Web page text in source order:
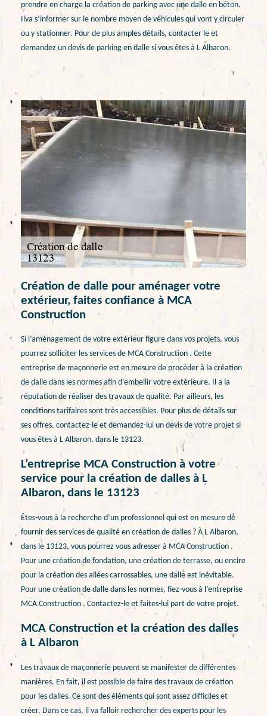
prendre en charge la création de parking avec une dalle en béton.
Ilva s’informer sur le nombre moyen de véhicules qui vont y circuler
ou y stationner. Pour de plus amples détails, contacter le et
demandez un devis de parking en dalle si vous êtes à L Albaron.
Création de dalle pour aménager votre
extérieur, faites confiance à MCA
Construction
Si l’aménagement de votre extérieur figure dans vos projets, vous
pourrez solliciter les services de MCA Construction . Cette
entreprise de maçonnerie est en mesure de procéder à la création
de dalle dans les normes afin d’embellir votre extérieure. Il a la
réputation de réaliser des travaux de qualité. Par ailleurs, les
conditions tarifaires sont très accessibles. Pour plus de détails sur
ses offres, contactez-le et demandez-lui un devis de votre projet si
vous êtes à L Albaron, dans le 13123.
L’entreprise MCA Construction à votre
service pour la création de dalles à L
Albaron, dans le 13123
Êtes-vous à la recherche d’un professionnel qui est en mesure de
fournir des services de qualité en création de dalles ? À L Albaron,
dans le 13123, vous pourrez vous adresser à MCA Construction .
Pour une création de fondation, une création de terrasse, ou encire
pour la création des allées carrossables, une dalle est inévitable.
Pour une création de dalle dans les normes, fiez-vous à l’entreprise
MCA Construction . Contactez-le et faites-lui part de votre projet.
MCA Construction et la création des dalles
à L Albaron
Les travaux de maçonnerie peuvent se manifester de différentes
manières. En fait, il est possible de faire des travaux de création
pour les dalles. Ce sont des éléments qui sont assez difficiles et
créer. Dans ce cas, il va falloir rechercher des experts pour les